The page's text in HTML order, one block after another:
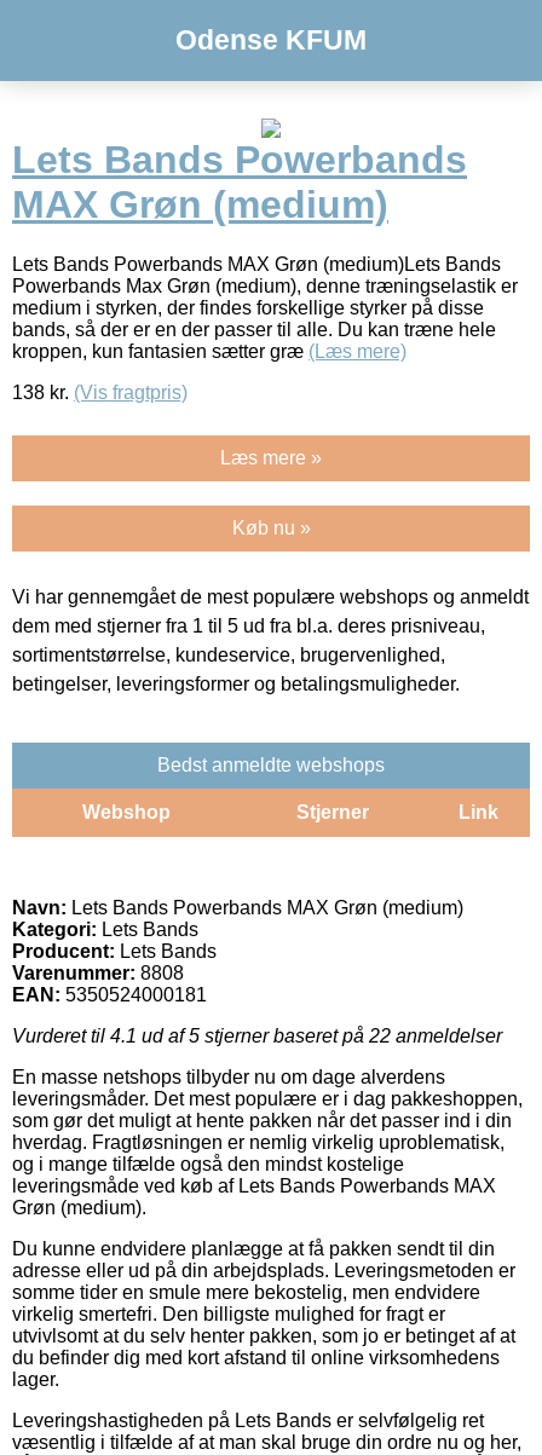
Odense KFUM
Lets Bands Powerbands
MAX Grøn (medium)
Lets Bands Powerbands MAX Grøn (medium)Lets Bands
Powerbands Max Grøn (medium), denne træningselastik er
medium i styrken, der findes forskellige styrker på disse
bands, så der er en der passer til alle. Du kan træne hele
kroppen, kun fantasien sætter græ (Læs mere)
138 kr. (Vis fragtpris)
Læs mere »
Køb nu »
Vi har gennemgået de mest populære webshops og anmeldt
dem med stjerner fra 1 til 5 ud fra bl.a. deres prisniveau,
sortimentstørrelse, kundeservice, brugervenlighed,
betingelser, leveringsformer og betalingsmuligheder.
Bedst anmeldte webshops
Webshop Stjerner Link
Navn: Lets Bands Powerbands MAX Grøn (medium)
Kategori: Lets Bands
Producent: Lets Bands
Varenummer: 8808
EAN: 5350524000181
Vurderet til 4.1 ud af 5 stjerner baseret på 22 anmeldelser
En masse netshops tilbyder nu om dage alverdens
leveringsmåder. Det mest populære er i dag pakkeshoppen,
som gør det muligt at hente pakken når det passer ind i din
hverdag. Fragtløsningen er nemlig virkelig uproblematisk,
og i mange tilfælde også den mindst kostelige
leveringsmåde ved køb af Lets Bands Powerbands MAX
Grøn (medium).
Du kunne endvidere planlægge at få pakken sendt til din
adresse eller ud på din arbejdsplads. Leveringsmetoden er
somme tider en smule mere bekostelig, men endvidere
virkelig smertefri. Den billigste mulighed for fragt er
utvivlsomt at du selv henter pakken, som jo er betinget af at
du befinder dig med kort afstand til online virksomhedens
lager.
Leveringshastigheden på Lets Bands er selvfølgelig ret
væsentlig i tilfælde af at man skal bruge din ordre nu og her,